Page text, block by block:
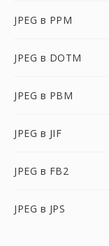
JPEG в PPM
JPEG в DOTM
JPEG в PBM
JPEG в JIF
JPEG в FB2
JPEG в JPS